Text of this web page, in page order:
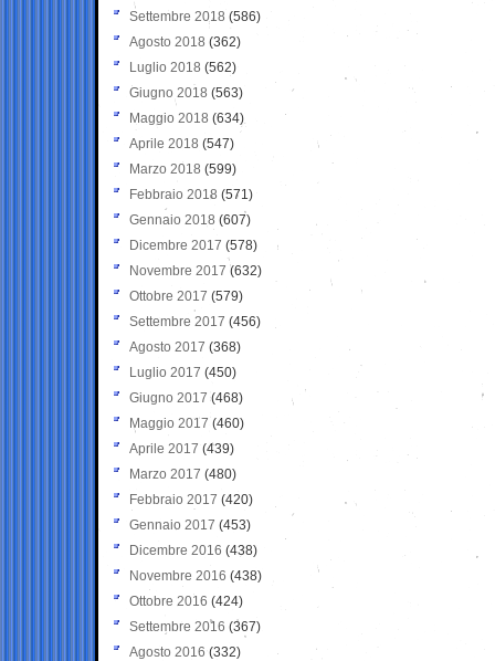
Settembre 2018 (586)
Agosto 2018 (362)
Luglio 2018 (562)
Giugno 2018 (563)
Maggio 2018 (634)
Aprile 2018 (547)
Marzo 2018 (599)
Febbraio 2018 (571)
Gennaio 2018 (607)
Dicembre 2017 (578)
Novembre 2017 (632)
Ottobre 2017 (579)
Settembre 2017 (456)
Agosto 2017 (368)
Luglio 2017 (450)
Giugno 2017 (468)
Maggio 2017 (460)
Aprile 2017 (439)
Marzo 2017 (480)
Febbraio 2017 (420)
Gennaio 2017 (453)
Dicembre 2016 (438)
Novembre 2016 (438)
Ottobre 2016 (424)
Settembre 2016 (367)
Agosto 2016 (332)